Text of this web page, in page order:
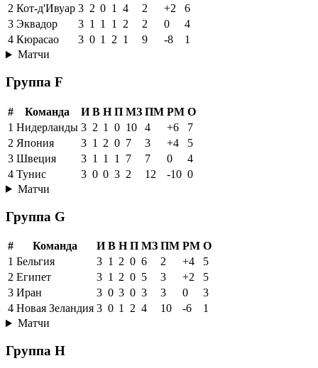
2 Кот-д'Ивуар 3 2 0 1 4 2 +2
6
3 Эквадор 3 1 1 1 2 2 0
4
4 Кюрасао 3 0 1 2 1 9 -8
1
Матчи
Группа F
# Команда И В Н П МЗ ПМ РМ О
1 Нидерланды 3 2 1 0 10 4 +6
7
2 Япония 3 1 2 0 7 3 +4
5
3 Швеция 3 1 1 1 7 7 0
4
4 Тунис 3 0 0 3 2 12 -10 0
Матчи
Группа G
# Команда И В Н П МЗ ПМ РМ О
1 Бельгия 3 1 2 0 6 2 +4
5
2 Египет 3 1 2 0 5 3 +2
5
3 Иран 3 0 3 0 3 3 0
3
4 Новая Зеландия 3 0 1 2 4 10 -6
1
Матчи
Группа H